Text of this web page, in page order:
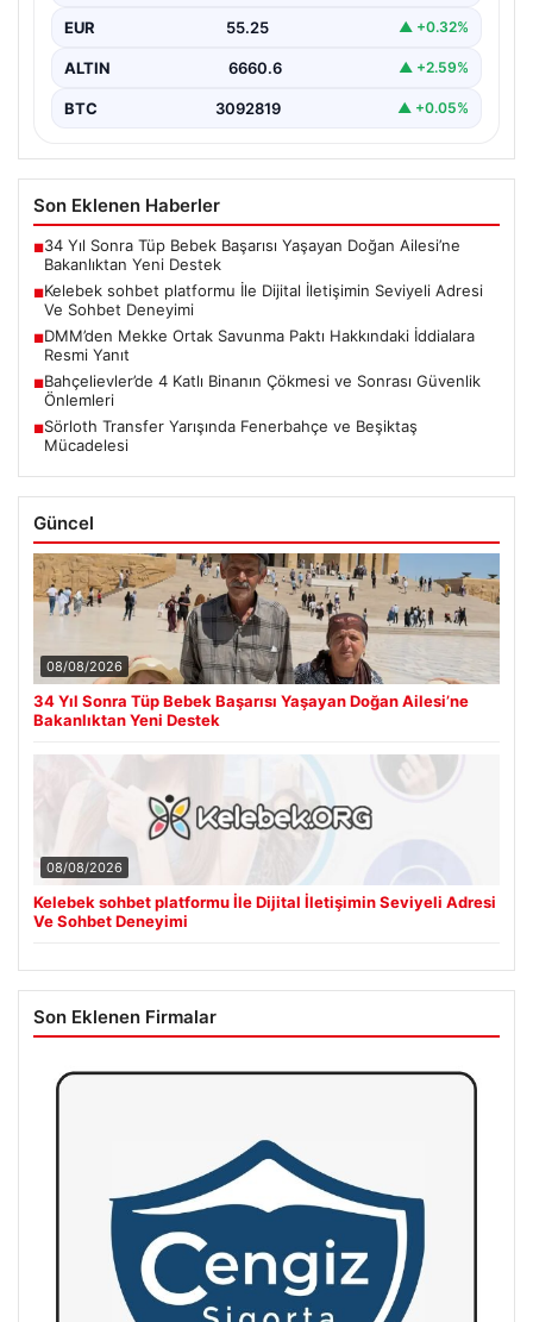
EUR 55.25 ▲ +0.32%
ALTIN 6660.6 ▲ +2.59%
BTC 3092819 ▲ +0.05%
Son Eklenen Haberler
■34 Yıl Sonra Tüp Bebek Başarısı Yaşayan Doğan Ailesi’ne
Bakanlıktan Yeni Destek
■Kelebek sohbet platformu İle Dijital İletişimin Seviyeli Adresi
Ve Sohbet Deneyimi
■DMM’den Mekke Ortak Savunma Paktı Hakkındaki İddialara
Resmi Yanıt
■Bahçelievler’de 4 Katlı Binanın Çökmesi ve Sonrası Güvenlik
Önlemleri
■Sörloth Transfer Yarışında Fenerbahçe ve Beşiktaş
Mücadelesi
Güncel
08/08/2026
34 Yıl Sonra Tüp Bebek Başarısı Yaşayan Doğan Ailesi’ne
Bakanlıktan Yeni Destek
08/08/2026
Kelebek sohbet platformu İle Dijital İletişimin Seviyeli Adresi
Ve Sohbet Deneyimi
Son Eklenen Firmalar